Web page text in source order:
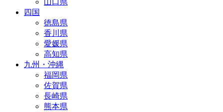
山口県
四国
徳島県
香川県
愛媛県
高知県
九州・沖縄
福岡県
佐賀県
長崎県
熊本県